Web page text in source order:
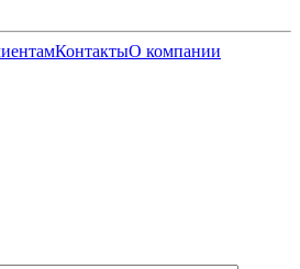
КонтактыО компании